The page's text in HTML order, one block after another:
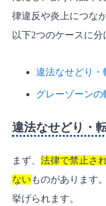
律違反や炎上につな
以下2つのケースに分
違法なせどり・
グレーゾーンの
違法なせどり・
まず、 法律で禁止さ
ない ものがあります
挙げられます。